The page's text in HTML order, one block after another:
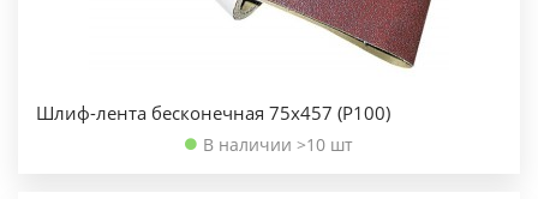
Шлиф-лента бесконечная 75х457 (Р100)
В наличии >10 шт